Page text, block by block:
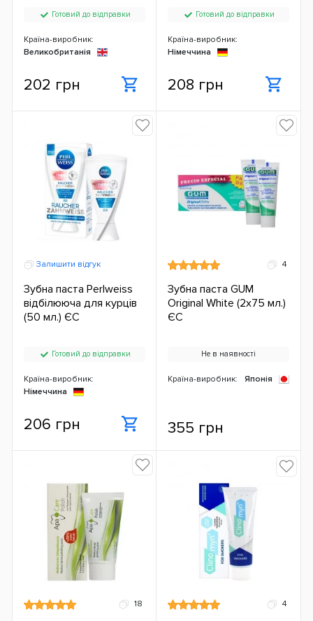
Готовий до відправки
Країна-виробник:
Великобританія
202 грн
Готовий до відправки
Країна-виробник:
Німеччина
208 грн
Залишити відгук
Зубна паста Perlweiss
відбілююча для курців
(50 мл.) ЄС
Готовий до відправки
Країна-виробник:
Німеччина
206 грн
4
Зубна паста GUM
Original White (2x75 мл.)
ЄС
Не в наявності
Країна-виробник: Японія
355 грн
18 4